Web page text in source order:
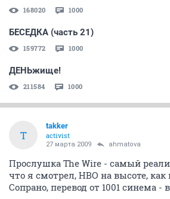
168020 1000
БЕСЕДКА (часть 21)
159772 1000
ДЕНЬжище!
211584 1000
T
takker
activist
27 марта 2009 ahmatova
Прослушка The Wire - самый
что я смотрел, HBO на высоте,
Сопрано, перевод от 1001 синема -